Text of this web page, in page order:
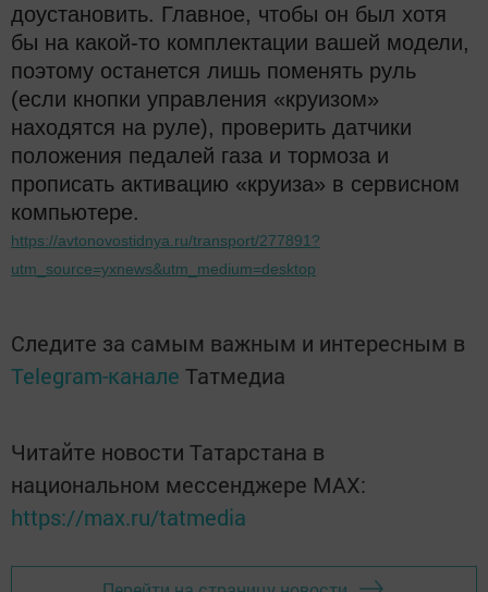
доустановить. Главное, чтобы он был хотя
бы на какой-то комплектации вашей модели,
поэтому останется лишь поменять руль
(если кнопки управления «круизом»
находятся на руле), проверить датчики
положения педалей газа и тормоза и
прописать активацию «круиза» в сервисном
компьютере.
https://avtonovostidnya.ru/transport/277891?
utm_source=yxnews&utm_medium=desktop
Следите за самым важным и интересным в
Telegram-канале Татмедиа
Читайте новости Татарстана в
национальном мессенджере MАХ:
https://max.ru/tatmedia